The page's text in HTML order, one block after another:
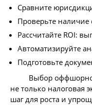
Сравните
Проверьте наличие
Рассчитайте ROI:
Автоматизируйте
Подготовьте
Выбор
не только налоговая
шаг для роста и